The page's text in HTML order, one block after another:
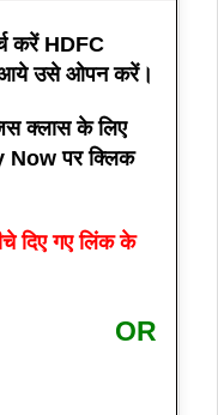
करें HDFC
उसे ओपन करें।
क्लास के लिए
पर क्लिक
दिए गए लिंक के
OR